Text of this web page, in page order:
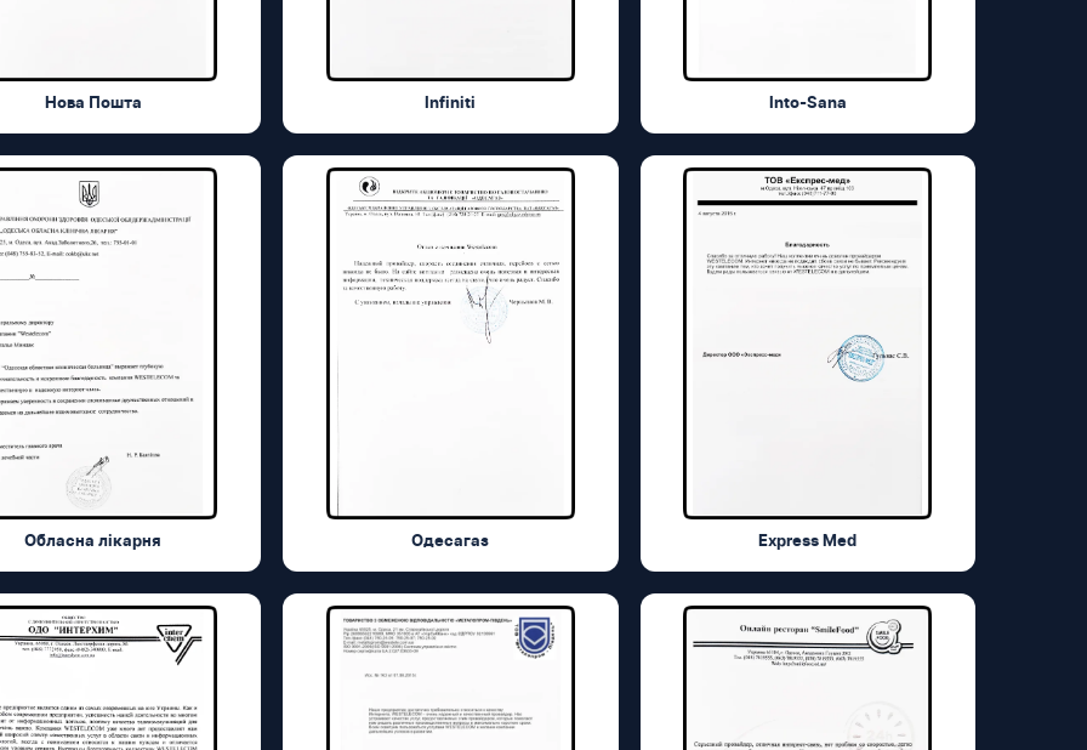
Нова Пошта Infiniti Into-Sana
Обласна лікарня Одесагаз Express Med